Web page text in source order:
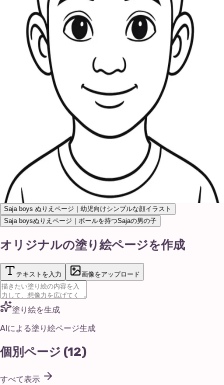
Saja boys ぬりえページ｜幼児向けシンプルな顔イラスト
Saja boysぬりえページ｜ボールを持つSajaの男の子
オリジナルの塗り絵ページを作成
テキストを入力 画像をアップロード
塗り絵を生成
AIによる塗り絵ページ生成
個別ページ (12)
すべて表示